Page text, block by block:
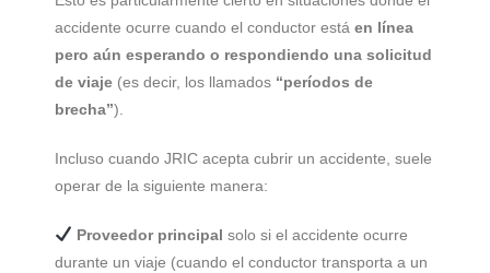
accidente ocurre cuando el conductor está en línea
pero aún esperando o respondiendo una solicitud
de viaje (es decir, los llamados “períodos de
brecha”).
Incluso cuando JRIC acepta cubrir un accidente, suele
operar de la siguiente manera:
Proveedor principal solo si el accidente ocurre
durante un viaje (cuando el conductor transporta a un